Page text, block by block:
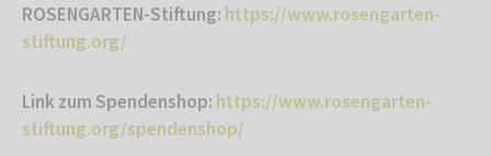
ROSENGARTEN-Stiftung: https://www.rosengarten-
stiftung.org/
Link zum Spendenshop: https://www.rosengarten-
stiftung.org/spendenshop/